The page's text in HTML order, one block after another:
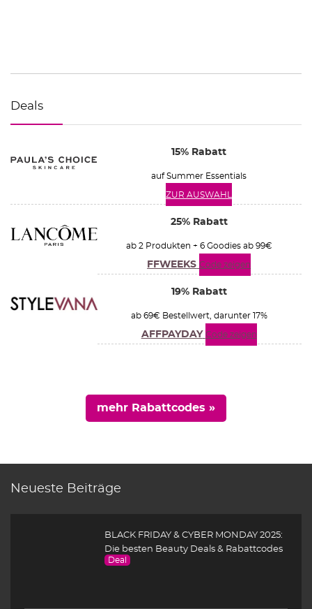
Deals
15% Rabatt
auf Summer Essentials
ZUR AUSWAHL
25% Rabatt
ab 2 Produkten + 6 Goodies ab 99€
FFWEEKS Code zeigen
19% Rabatt
ab 69€ Bestellwert, darunter 17%
AFFPAYDAY Code zeigen
mehr Rabattcodes »
Neueste Beiträge
BLACK FRIDAY & CYBER MONDAY 2025:
Die besten Beauty Deals & Rabattcodes
Deal